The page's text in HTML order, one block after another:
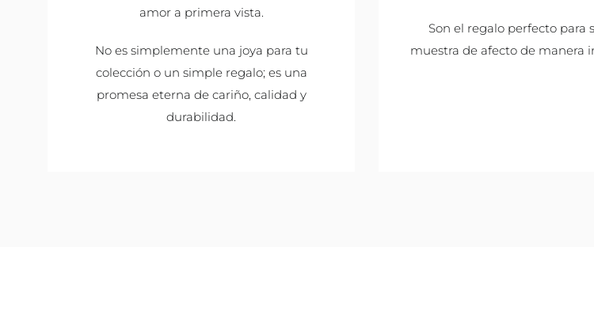
amor a primera vista.
No es simplemente una joya para tu
colección o un simple regalo; es una
promesa eterna de cariño, calidad y
durabilidad.
Son el regalo perfecto para
muestra de afecto de manera